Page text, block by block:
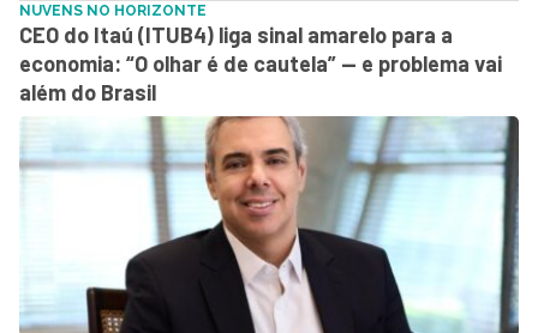
NUVENS NO HORIZONTE
CEO do Itaú (ITUB4) liga sinal amarelo para a
economia: “O olhar é de cautela” — e problema vai
além do Brasil